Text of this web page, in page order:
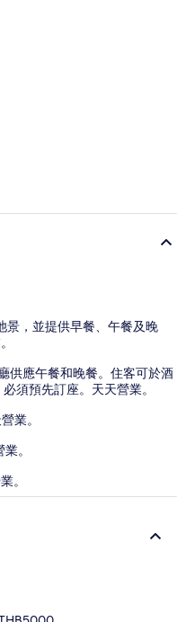
景，並提供早餐、午餐及晚
供應午餐和晚餐。住客可於酒
須預先訂座。天天營業。
業。
。
。